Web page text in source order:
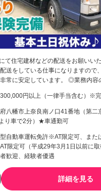
て住宅建材などの配送をお願いい
送をしている仕事になりますので
常に安定しています。 ◎業務内容
円以上（一律手当含む）※
八幡市上奈良南ノ口41番地（第二
り車で2分）★車通勤可
自動車運転免許※AT限定可、また
限定可（平成29年3月1日以前
歓迎、経験者優遇
詳細を見る